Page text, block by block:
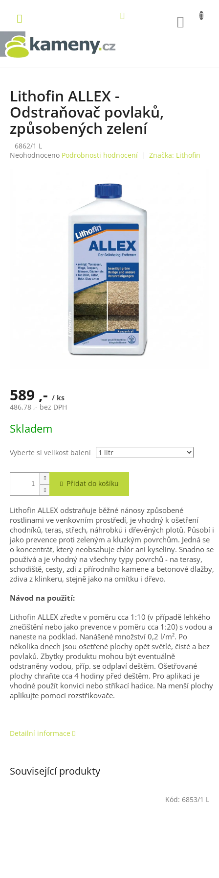
obsah
Lithofin ALLEX -
Odstraňovač povlaků,
způsobených zelení
6862/1 L
Průměrné
Neohodnoceno Podrobnosti hodnocení Značka: Lithofin
589 ,- / ks
486,78 ,- bez DPH
cena:
Skladem
Vyberte si velikost balení
Přidat do košíku
Lithofin ALLEX odstraňuje běžné nánosy způsobené
rostlinami ve venkovním prostředí, je vhodný k ošetření
chodníků, teras, střech, náhrobků i dřevěných plotů. Působí i
jako prevence proti zeleným a kluzkým povrchům. Jedná se
o koncentrát, který neobsahuje chlór ani kyseliny. Snadno se
používá a je vhodný na všechny typy povrchů - na terasy,
schodiště, cesty, zdi z přírodního kamene a betonové dlažby,
zdiva z klinkeru, stejně jako na omítku i dřevo.
Návod na použití:
Lithofin ALLEX zřeďte v poměru cca 1:10 (v případě lehkého
znečištění nebo jako prevence v poměru cca 1:20) s vodou a
naneste na podklad. Nanášené množství 0,2 l/m². Po
několika dnech jsou ošetřené plochy opět světlé, čisté a bez
povlaků. Zbytky produktu mohou být eventuálně
odstraněny vodou, příp. se odplaví deštěm. Ošetřované
plochy chraňte cca 4 hodiny před deštěm. Pro aplikaci je
vhodné použít konvici nebo stříkací hadice. Na menší plochy
aplikujte pomocí rozstřikovače.
Detailní informace
Související produkty
Kód: 6853/1 L